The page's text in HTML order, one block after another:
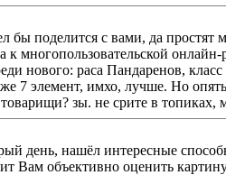
да простят меня админы, если не в тему: Церемонию
к многопользовательской
нового: раса Пандаренов,
способы помочь своему бизнесу! Предложение на stat-
Вам объективно оценить